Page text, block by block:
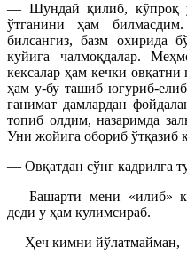
— Шундай қилиб, кўпроқ
ўтганини ҳам билмасдим.
билсангиз, базм охирида
куйига чалмоқдалар.
кексалар ҳам кечки
ҳам у-бу ташиб югуриб-
ғанимат дамлардан
топиб олдим, назаримда
Уни жойига обориб ўтқазиб
— Овқатдан сўнг кадрилга
— Башарти мени «илиб»
деди у ҳам кулимсираб.
— Ҳеч кимни йўлатмайман,